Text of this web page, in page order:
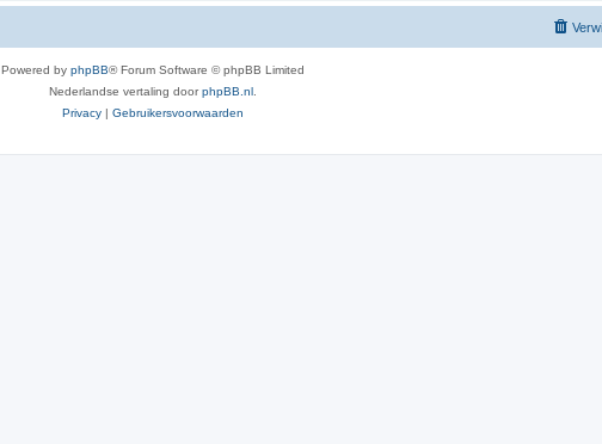
Powered by phpBB® Forum Software © phpBB Limited
Nederlandse vertaling doorphpBB.nl
Privacy | Gebruikersvoorwaarden